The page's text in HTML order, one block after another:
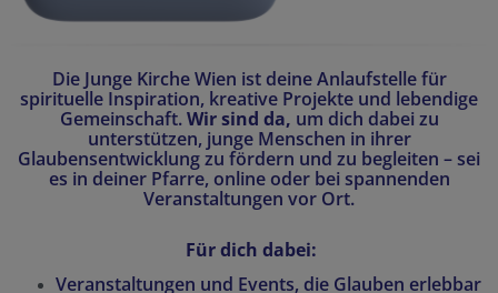
Die Junge Kirche Wien ist deine Anlaufstelle für
spirituelle Inspiration, kreative Projekte und lebendige
Gemeinschaft.Wir sind da, um dich dabei zu
unterstützen, junge Menschen in ihrer
Glaubensentwicklung zu fördern und zu begleiten – sei
es in deiner Pfarre, online oder bei spannenden
Veranstaltungen vor Ort.
Für dich dabei:
Veranstaltungen und Events, die Glauben erlebbar